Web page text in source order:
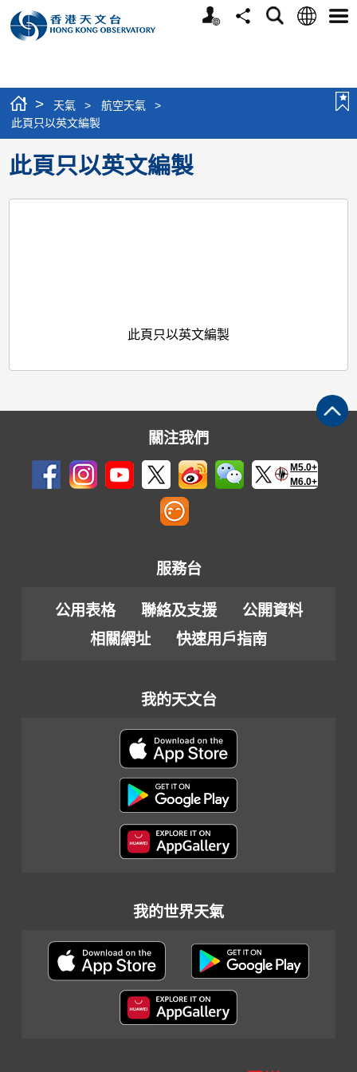
個
分
搜
語
選
> 天氣 > 航空天氣
>
此頁只以英文編製
此頁只以英文編製
此頁只以英文編製
關注我們
M5.0+
M6.0+
服務台
公用表格 聯絡及支援
公開資料
相關網址
快速用戶指南
我的天文台
我的世界天氣